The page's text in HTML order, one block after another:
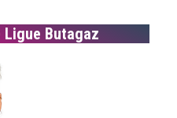
Ligue Butagaz